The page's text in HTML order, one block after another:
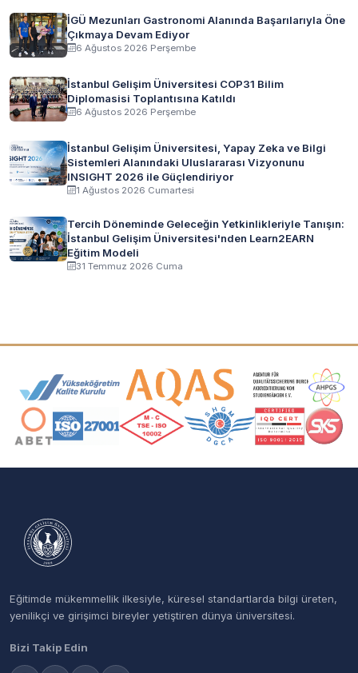
İGÜ Mezunları Gastronomi Alanında Başarılarıyla Öne
Çıkmaya Devam Ediyor
6 Ağustos 2026 Perşembe
İstanbul Gelişim Üniversitesi COP31 Bilim
Diplomasisi Toplantısına Katıldı
6 Ağustos 2026 Perşembe
İstanbul Gelişim Üniversitesi, Yapay Zeka ve Bilgi
Sistemleri Alanındaki Uluslararası Vizyonunu
INSIGHT 2026 ile Güçlendiriyor
1 Ağustos 2026 Cumartesi
Tercih Döneminde Geleceğin Yetkinlikleriyle Tanışın:
İstanbul Gelişim Üniversitesi'nden Learn2EARN
Eğitim Modeli
31 Temmuz 2026 Cuma
Akreditasyon ve Üyelik Logoları
Eğitimde mükemmellik ilkesiyle, küresel standartlarda bilgi üreten,
yenilikçi ve girişimci bireyler yetiştiren dünya üniversitesi.
Bizi Takip Edin